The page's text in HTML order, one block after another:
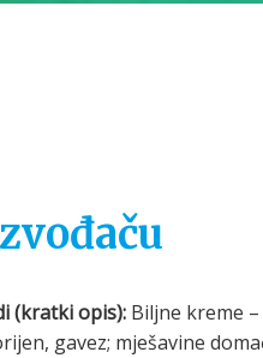
(kratki opis): Biljne kreme
gavez; mješavine